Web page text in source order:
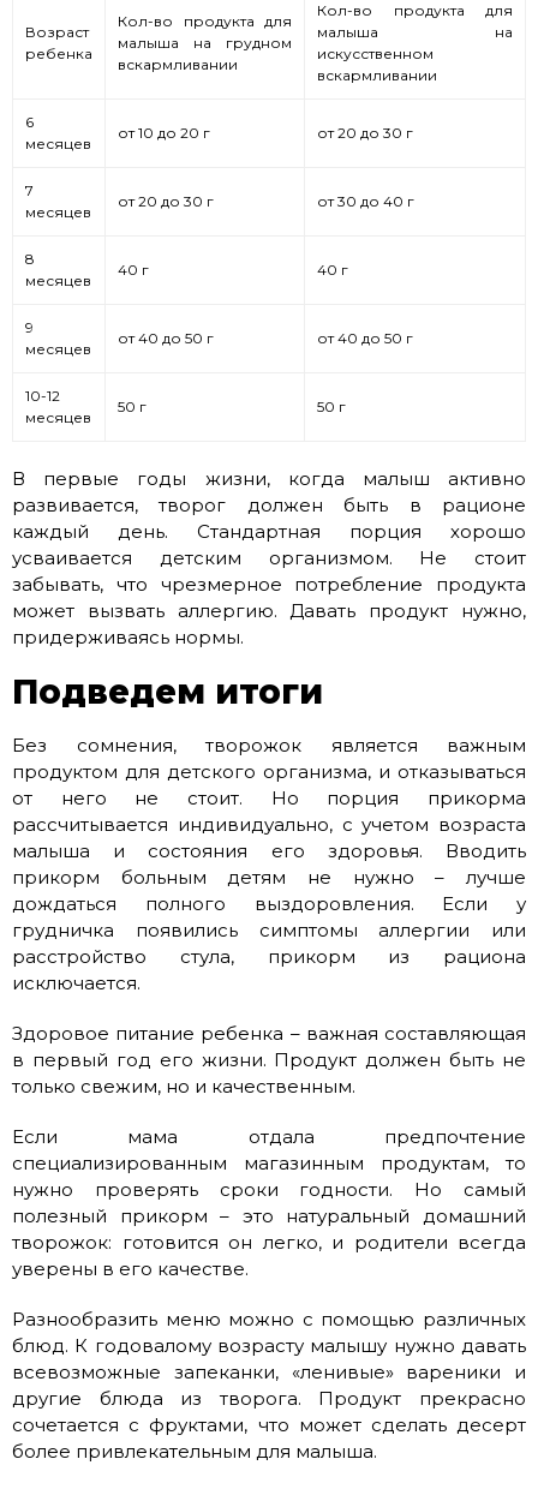
Возраст
ребенка
Кол-во продукта для
малыша на грудном
вскармливании
Кол-во продукта для
малыша на
искусственном
вскармливании
6
месяцев
от 10 до 20 г от 20 до 30 г
7
месяцев
от 20 до 30 г от 30 до 40 г
8
месяцев
40 г 40 г
9
месяцев
от 40 до 50 г от 40 до 50 г
10-12
месяцев
50 г 50 г
В первые годы жизни, когда малыш активно
развивается, творог должен быть в рационе
каждый день. Стандартная порция хорошо
усваивается детским организмом. Не стоит
забывать, что чрезмерное потребление продукта
может вызвать аллергию. Давать продукт нужно,
придерживаясь нормы.
Подведем итоги
Без сомнения, творожок является важным
продуктом для детского организма, и отказываться
от него не стоит. Но порция прикорма
рассчитывается индивидуально, с учетом возраста
малыша и состояния его здоровья. Вводить
прикорм больным детям не нужно – лучше
дождаться полного выздоровления. Если у
грудничка появились симптомы аллергии или
расстройство стула, прикорм из рациона
исключается.
Здоровое питание ребенка – важная составляющая
в первый год его жизни. Продукт должен быть не
только свежим, но и качественным.
Если мама отдала предпочтение
специализированным магазинным продуктам, то
нужно проверять сроки годности. Но самый
полезный прикорм – это натуральный домашний
творожок: готовится он легко, и родители всегда
уверены в его качестве.
Разнообразить меню можно с помощью различных
блюд. К годовалому возрасту малышу нужно давать
всевозможные запеканки, «ленивые» вареники и
другие блюда из творога. Продукт прекрасно
сочетается с фруктами, что может сделать десерт
более привлекательным для малыша.